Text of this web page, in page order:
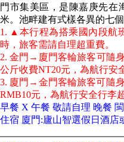
門市集美區，是陳嘉庚先在
米。池畔建有式樣各異的七
1. ▲本行程為搭乘國內段航
時，旅客需請自理超重費。
2. 金門→廈門客輪旅客可隨
公斤收費NT20元，為航行安
3. 廈門→金門客輪旅客可隨
RMB10元，為航行安全行李
早餐 X 午餐 敬請自理 晚餐
住宿 廈門:廬山智選假日酒店